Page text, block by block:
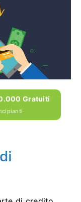
Gratuiti